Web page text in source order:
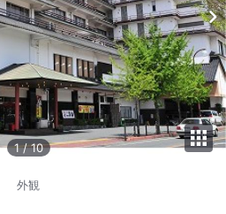
1 /10
外観